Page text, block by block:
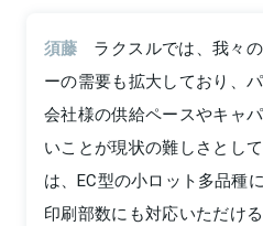
須藤
ラクスルでは、我々
ーの需要も拡大しており、
会社様の供給ペースやキャ
いことが現状の難しさとし
は、EC型の小ロット多品種
印刷部数にも対応いただけ